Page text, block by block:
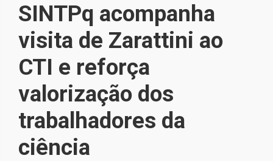
SINTPq acompanha
visita de Zarattini ao
CTI e reforça
valorização dos
trabalhadores da
ciência